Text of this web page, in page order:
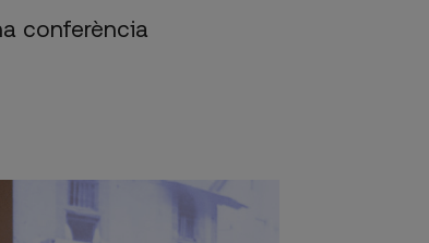
conferència